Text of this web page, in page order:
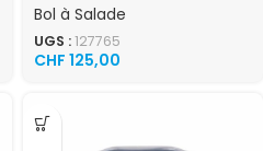
carton
Bol à Salade
UGS :127765
CHF 125,00